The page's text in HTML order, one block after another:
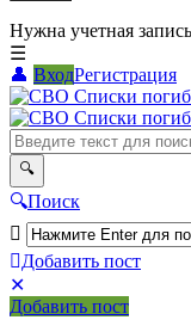
Нужна учетная
ВходРегистрация
СВО
Списки
погибших
2022-
2026,
Новости
СВО
Поиск
Добавить пост
Мобильное
меню
Добавить пост